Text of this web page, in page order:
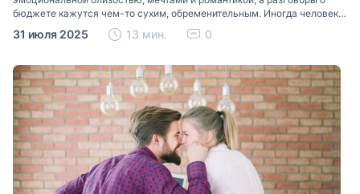
бюджете кажутся чем-то сухим, обременительным. Иногда человек
боится показаться расчетливым: «А вдруг он подумает, что я слишком
прагматичен?». В…
31 июля 2025 13 мин. 0